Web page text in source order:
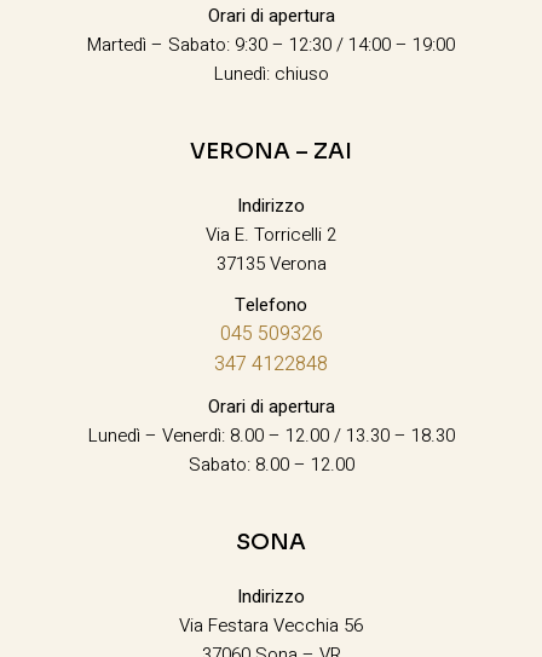
Orari di apertura
Martedì – Sabato: 9:30 – 12:30 / 14:00 – 19:00
Lunedì: chiuso
VERONA – ZAI
Indirizzo
Via E. Torricelli 2
37135 Verona
Telefono
045 509326
347 4122848
Orari di apertura
Lunedì – Venerdì: 8.00 – 12.00 / 13.30 – 18.30
Sabato: 8.00 – 12.00
SONA
Indirizzo
Via Festara Vecchia 56